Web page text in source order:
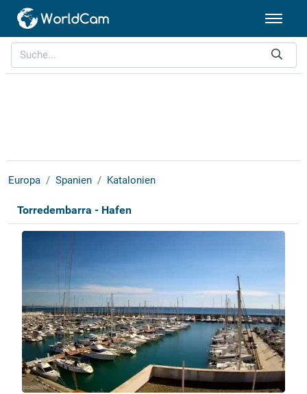
Europa Spanien Katalonien
Torredembarra - Hafen